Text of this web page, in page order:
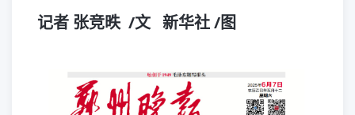
记者 张竞昳 /文 新华社 /图